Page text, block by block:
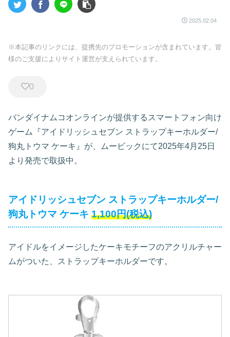
2025.02.04
※本記事のリンクには、提携先のプロモーションが含まれています。皆
様のご支援によりサイト運営が支えられています。
0
バンダイナムコオンラインが提供するスマートフォン向け
ゲーム『アイドリッシュセブン ストラップキーホルダー/
狗丸トウマ ケーキ』が、ムービックにて2025年4月25日
より発売で取扱中。
アイドリッシュセブン ストラップキーホルダー/
狗丸トウマ ケーキ 1,100円(税込)
アイドルをイメージしたケーキモチーフのアクリルチャー
ムがついた、ストラップキーホルダーです。